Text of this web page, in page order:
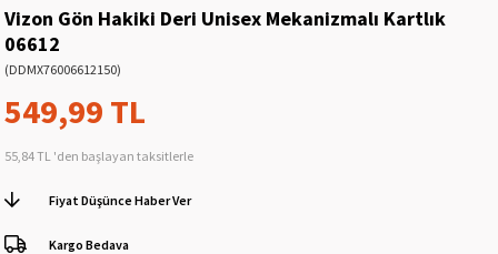
Vizon Gön Hakiki Deri Unisex Mekanizmalı Kartlık
06612
(DDMX76006612150)
549,99 TL
55,84 TL 'den başlayan taksitlerle
Fiyat Düşünce Haber Ver
Kargo Bedava